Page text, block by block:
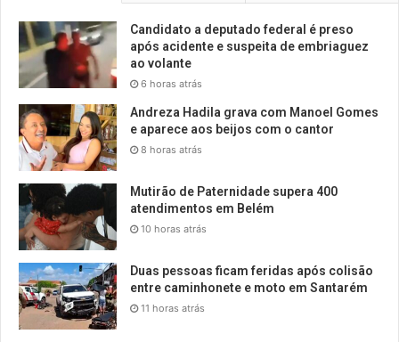
Candidato a deputado federal é preso
após acidente e suspeita de embriaguez
ao volante
6 horas atrás
Andreza Hadila grava com Manoel Gomes
e aparece aos beijos com o cantor
8 horas atrás
Mutirão de Paternidade supera 400
atendimentos em Belém
10 horas atrás
Duas pessoas ficam feridas após colisão
entre caminhonete e moto em Santarém
11 horas atrás